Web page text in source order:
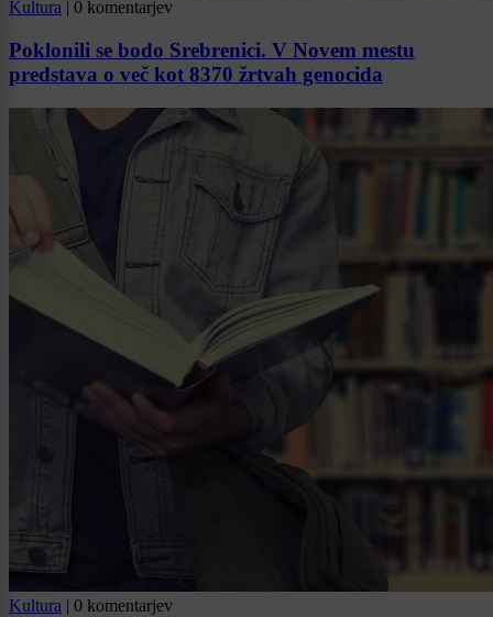
Kultura | 0 komentarjev
Poklonili se bodo Srebrenici. V Novem mestu
predstava o več kot 8370 žrtvah genocida
Kultura | 0 komentarjev